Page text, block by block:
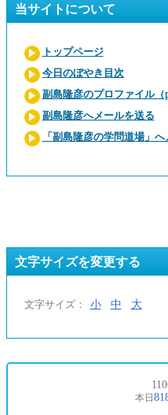
当サイトについて
トップページ
今日のぼやき目次
副島隆彦のプロファイル（
副島隆彦へメールを送る
「副島隆彦の学問道場」
文字サイズを変更する
文字サイズ： 小 中 大